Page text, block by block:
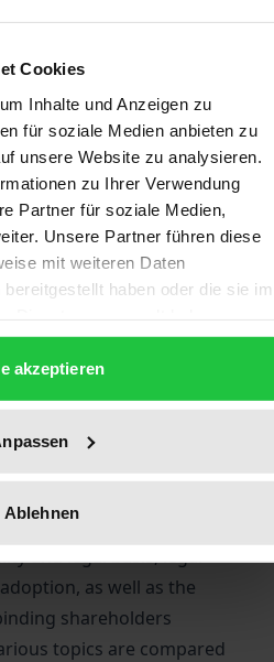
Cookies
Inhalte und Anzeigen zu
für soziale Medien anbieten zu
unsere Website zu analysieren.
zu Ihrer Verwendung
Partner für soziale Medien,
Unsere Partner führen diese
mit weiteren Daten
haben oder die sie im
akzeptieren
Ablehnen
to Cart
meeting as one of the
for shareholders have so
or analyzed under the
board remuneration. The
context. The thesis
and legal basis, legal
as well as the
shareholders
topics are compared